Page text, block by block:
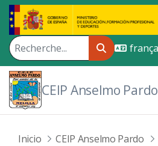
Saut au contenu principal
CEIP Anselmo Pardo
Inicio CEIP Anselmo Pardo